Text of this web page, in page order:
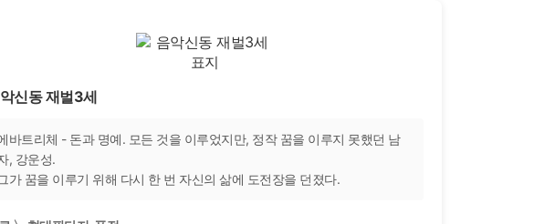
신동 재벌3세
바트리체 - 돈과 명예. 모든 것을 이루었지만, 정작 꿈을 이루지 못했던 남
, 강운성.
가 꿈을 이루기 위해 다시 한 번 자신의 삶에 도전장을 던졌다.